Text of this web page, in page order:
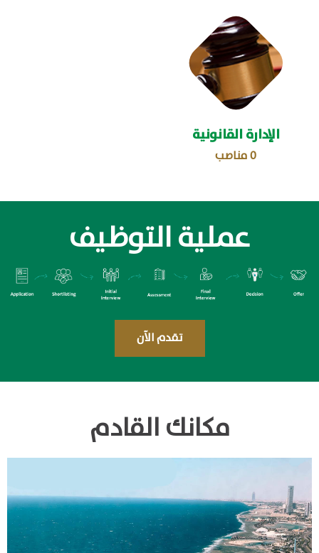
الإدارة القانونية
0مناصب
عملية التوظيف
تقدم الآن
مكانك القادم